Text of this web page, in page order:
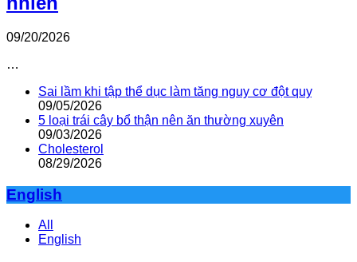
09/20/2026
…
Sai lầm khi tập thể dục làm tăng nguy cơ đột quỵ
09/05/2026
5 loại trái cây bổ thận nên ăn thường xuyên
09/03/2026
Cholesterol
08/29/2026
English
All
English